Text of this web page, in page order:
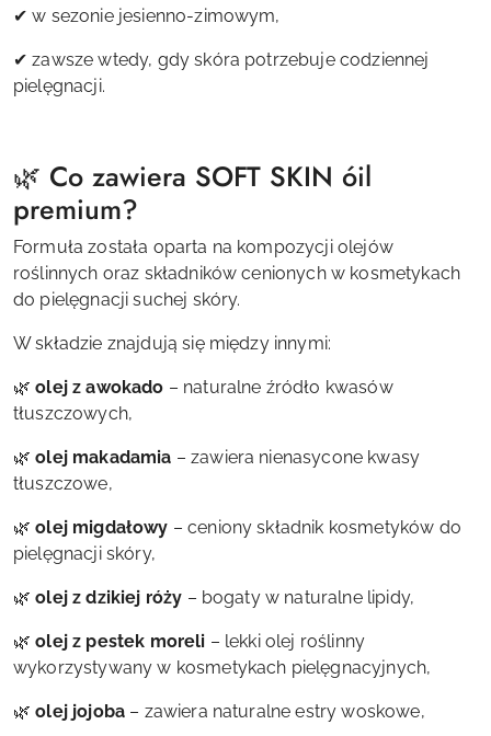
✔ w sezonie jesienno-zimowym,
✔ zawsze wtedy, gdy skóra potrzebuje codziennej
pielęgnacji.
🌿 Co zawiera SOFT SKIN óil
premium?
Formuła została oparta na kompozycji olejów
roślinnych oraz składników cenionych w kosmetykach
do pielęgnacji suchej skóry.
W składzie znajdują się między innymi:
🌿olej z awokado – naturalne źródło kwasów
tłuszczowych,
🌿olej makadamia – zawiera nienasycone kwasy
tłuszczowe,
🌿olej migdałowy – ceniony składnik kosmetyków do
pielęgnacji skóry,
🌿olej z dzikiej róży – bogaty w naturalne lipidy,
🌿olej z pestek moreli – lekki olej roślinny
wykorzystywany w kosmetykach pielęgnacyjnych,
🌿olej jojoba – zawiera naturalne estry woskowe,